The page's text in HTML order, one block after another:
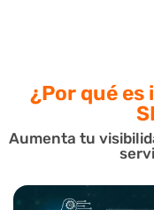
¿Por qué
Aumenta tu